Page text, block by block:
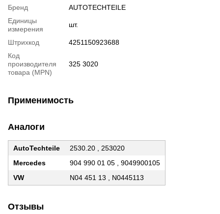
Бренд
AUTOTECHTEILE
Единицы
измерения
шт.
Штрихкод
4251150923688
Код
производителя
товара (MPN)
325 3020
Применимость
Аналоги
AutoTechteile
2530.20 , 253020
Mercedes
904 990 01 05 , 9049900105
VW
N04 451 13 , N0445113
Отзывы